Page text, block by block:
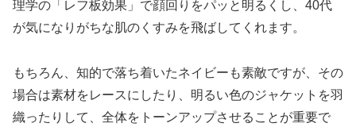
理学の「レフ板効果」で顔回りをパッと明るくし、40代
が気になりがちな肌のくすみを飛ばしてくれます。
もちろん、知的で落ち着いたネイビーも素敵ですが、その
場合は素材をレースにしたり、明るい色のジャケットを羽
織ったりして、全体をトーンアップさせることが重要で